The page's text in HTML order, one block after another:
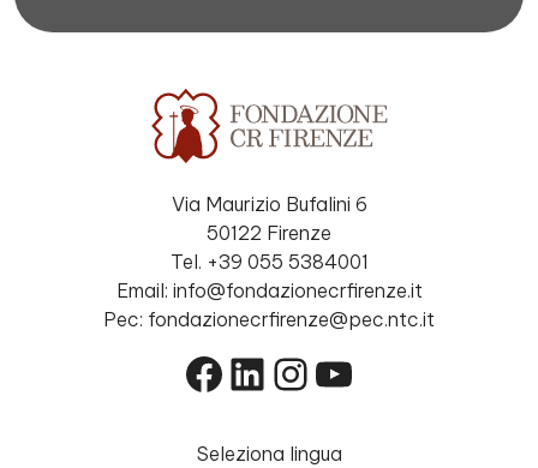
Via Maurizio Bufalini 6
50122 Firenze
Tel. +39 055 5384001
Email: info@fondazionecrfirenze.it
Pec: fondazionecrfirenze@pec.ntc.it
Facebook
LinkedIn
Instagram
YouTube
Seleziona lingua